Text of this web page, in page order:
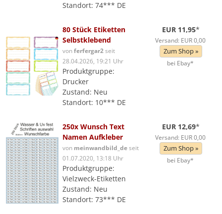
Standort: 74*** DE
80 Stück Etiketten
Selbstklebend
vonferfergar2seit
28.04.2026, 19:21 Uhr
Produktgruppe:
Drucker
Zustand: Neu
Standort: 10*** DE
EUR 11,95*
Versand: EUR 0,00
Zum Shop »
bei Ebay*
250x Wunsch Text
Namen Aufkleber
von meinwandbild_deseit
01.07.2020, 13:18 Uhr
Produktgruppe:
Vielzweck-Etiketten
Zustand: Neu
Standort: 73*** DE
EUR 12,69*
Versand: EUR 0,00
Zum Shop »
bei Ebay*